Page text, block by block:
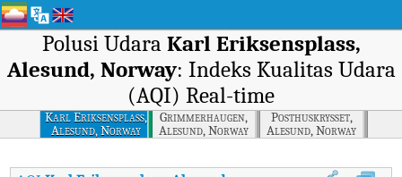
Polusi Udara Karl Eriksensplass,
Alesund, Norway: Indeks Kualitas Udara
(AQI) Real-time
Karl Eriksensplass,
Alesund, Norway
Grimmerhaugen,
Alesund, Norway
Posthuskrysset,
Alesund, Norway